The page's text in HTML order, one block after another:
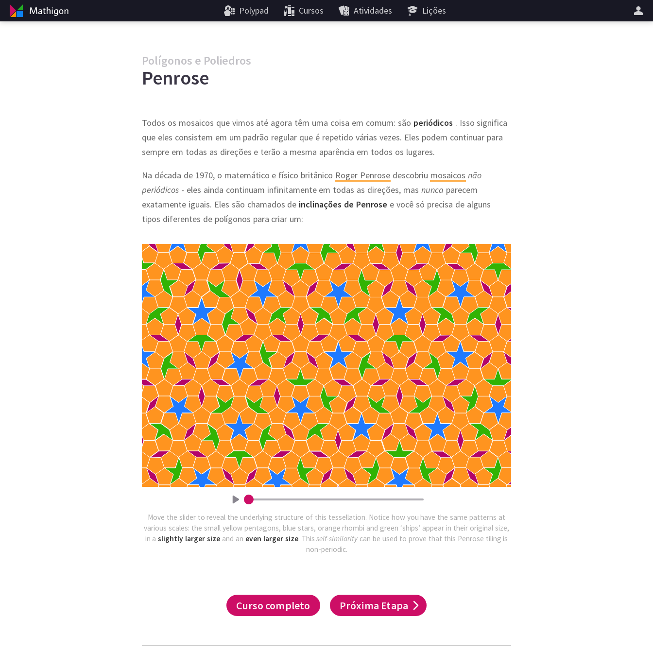
Polypad Cursos Atividades Lições
Polígonos e Poliedros
Penrose
Todos os mosaicos que vimos até agora têm uma coisa em comum: são periódicos . Isso significa
que eles consistem em um padrão regular que é repetido várias vezes. Eles podem continuar para
sempre em todas as direções e terão a mesma aparência em todos os lugares.
Na década de 1970, o matemático e físico britânico Roger Penrose descobriu mosaicos não
periódicos - eles ainda continuam infinitamente em todas as direções, mas nunca parecem
exatamente iguais. Eles são chamados de inclinações de Penrose e você só precisa de alguns
tipos diferentes de polígonos para criar um:
Move the slider to reveal the underlying structure of this tessellation. Notice how you have the same patterns at
various scales: the small yellow pentagons, blue stars, orange rhombi and green ‘ships’ appear in their original size,
in aslightly larger size and an even larger size. Thisself-similarity can be used to prove that this Penrose tiling is
non-periodic.
Curso completo Próxima Etapa